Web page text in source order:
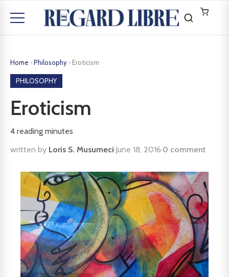
Home ›Philosophy › Eroticism
PHILOSOPHY
Eroticism
4 reading minutes
written by Loris S. Musumeci·June 18, 2016·0 comment